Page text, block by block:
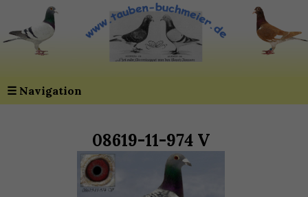
☰ Navigation
08619-11-974 V